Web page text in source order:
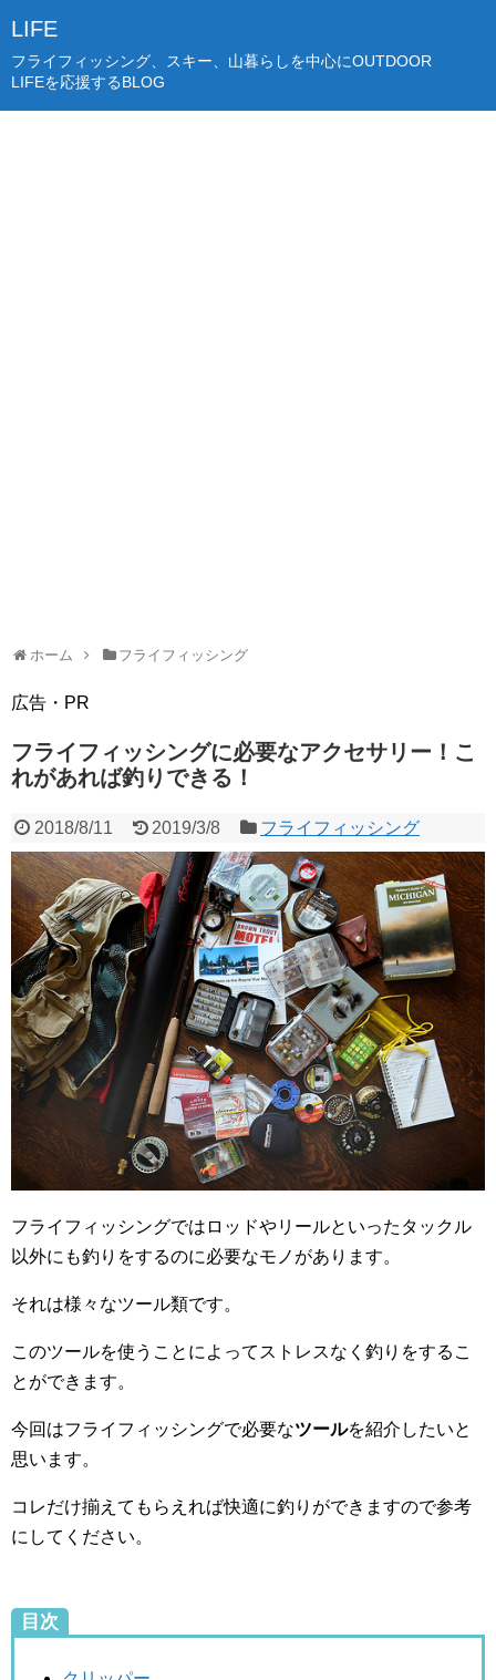
LIFE
フライフィッシング、スキー、山暮らしを中心にOUTDOOR
LIFEを応援するBLOG
ホーム フライフィッシング
広告・PR
フライフィッシングに必要なアクセサリー！こ
れがあれば釣りできる！
2018/8/11 2019/3/8 フライフィッシング
フライフィッシングではロッドやリールといったタックル
以外にも釣りをするのに必要なモノがあります。
それは様々なツール類です。
このツールを使うことによってストレスなく釣りをするこ
とができます。
今回はフライフィッシングで必要なツールを紹介したいと
思います。
コレだけ揃えてもらえれば快適に釣りができますので参考
にしてください。
目次